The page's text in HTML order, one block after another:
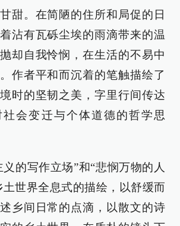
甜。在简陋的住所和局促的日
沾有瓦砾尘埃的雨滴带来的温
却自我怜悯，在生活的不易中
作者平和而沉着的笔触描绘了
时的坚韧之美，字里行间传达
会变迁与个体道德的哲学思
的写作立场”和“悲悯万物的人
土世界全息式的描绘，以舒缓而
乡间日常的点滴，以散文的诗